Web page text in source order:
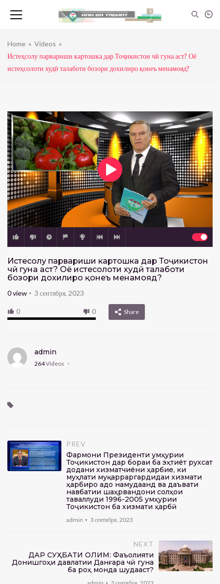
Home » Videos »
Истеҳсолу парвариши картошка дар Тоҷикистон чӣ гуна аст? Оё
истеҳсолоти худӣ талаботи бозори дохилиро қонеъ менамояд?
Истеҳсолу парвариши картошка дар Тоҷикистон
чӣ гуна аст? Оё истеҳсолоти худӣ талаботи
бозори дохилиро қонеъ менамояд?
0view 3 сентября, 2023
0 0 Share
admin
264Videos
PREV
Фармони Президенти Ҷумҳурии
Тоҷикистон дар бораи ба эҳтиёт рухсат
додани хизматчиёни ҳарбие, ки
муҳлати муқарраргардидаи хизмати
ҳарбиро адо намудаанд ва даъвати
навбатии шаҳрвандони солҳои
таваллуди 1996-2005 Ҷумҳурии
Тоҷикистон ба хизмати ҳарбӣ
admin 3 сентября, 2023
NEXT
ДАР СУҲБАТИ ОЛИМ: Фаъолияти
Донишгоҳи давлатии Данғара чӣ гуна
ба роҳ монда шудааст?